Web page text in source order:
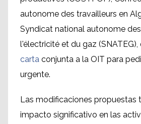
autonome des travailleurs en
Syndicat national autonome
l'électricité et du gaz (SNATEG),
carta conjunta a la OIT para
urgente.
Las modificaciones propuestas
impacto significativo en las